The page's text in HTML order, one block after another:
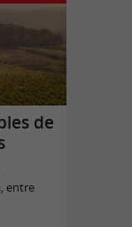
de
entre